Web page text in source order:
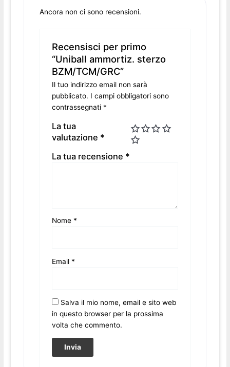
Ancora non ci sono recensioni.
Recensisci per primo
“Uniball ammortiz. sterzo
BZM/TCM/GRC”
Il tuo indirizzo email non sarà
pubblicato. I campi obbligatori sono
contrassegnati *
La tua
valutazione *
La tua recensione *
Nome *
Email *
Salva il mio nome, email e sito web
in questo browser per la prossima
volta che commento.